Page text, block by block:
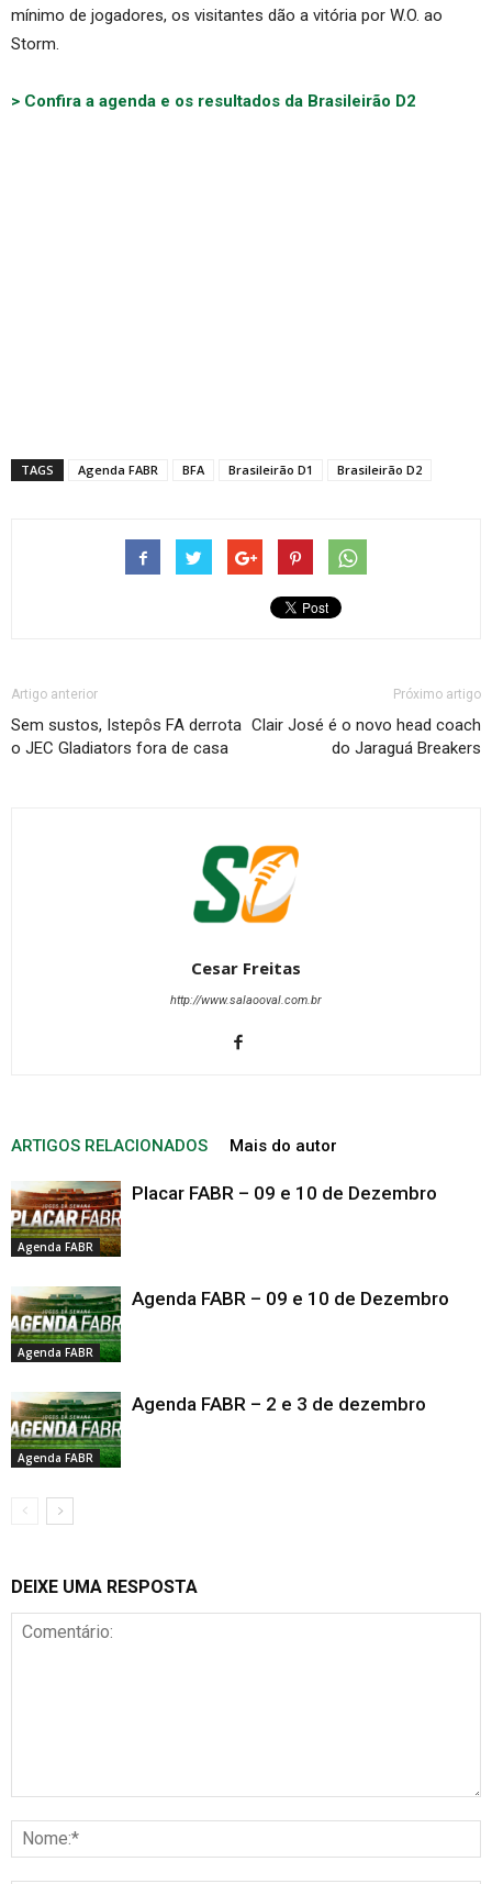
mínimo de jogadores, os visitantes dão a vitória por W.O. ao
Storm.
> Confira a agenda e os resultados da Brasileirão D2
TAGS Agenda FABR BFA Brasileirão D1 Brasileirão D2
Artigo anterior
Sem sustos, Istepôs FA derrota
o JEC Gladiators fora de casa
Próximo artigo
Clair José é o novo head coach
do Jaraguá Breakers
Cesar Freitas
http://www.salaooval.com.br
ARTIGOS RELACIONADOS Mais do autor
Agenda FABR
Placar FABR – 09 e 10 de Dezembro
Agenda FABR
Agenda FABR – 09 e 10 de Dezembro
Agenda FABR
Agenda FABR – 2 e 3 de dezembro
DEIXE UMA RESPOSTA